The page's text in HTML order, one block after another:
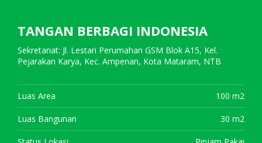
TANGAN BERBAGI INDONESIA
Sekretariat: Jl. Lestari Perumahan GSM Blok A15, Kel.
Pejarakan Karya, Kec. Ampenan, Kota Mataram, NTB
Luas Area 100 m2
Luas Bangunan 30 m2